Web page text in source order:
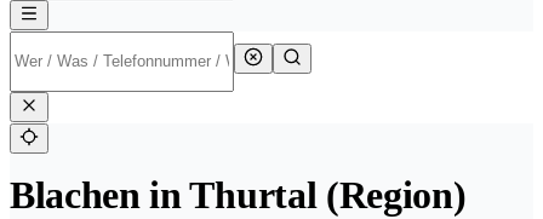
Blachen in Thurtal (Region)